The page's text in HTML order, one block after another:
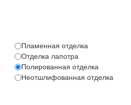
Пламенная отделка
Отделка лапотра
Полированная отделка
Неотшлифованная отделка